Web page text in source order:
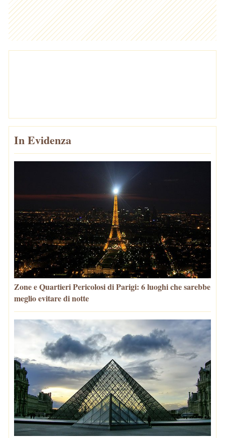
In Evidenza
Zone e Quartieri Pericolosi di Parigi: 6 luoghi che sarebbe
meglio evitare di notte